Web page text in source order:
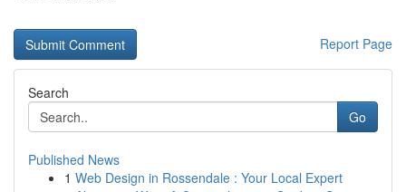
Report Page
Search
Go
Published News
1 Web Design in Rossendale : Your Local Expert